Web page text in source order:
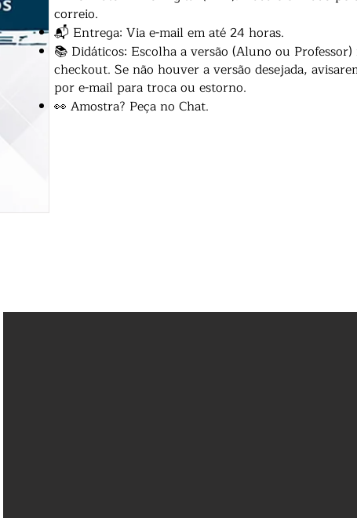
correio.
📬 Entrega: Via e-mail em até 24 horas.
📚 Didáticos: Escolha a versão (Aluno ou Professor)
checkout. Se não houver a versão desejada,
por e-mail para troca ou estorno.
👀 Amostra? Peça no Chat.